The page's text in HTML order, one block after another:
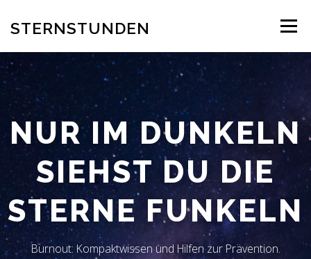
springen
STERNSTUNDEN Menü
AUTOR EINBLICK INS BUCH BESTELLUNG
REZENSION BLOG LESERSTIMMEN KONTAKT
NUR IM DUNKELN
SIEHST DU DIE
STERNE FUNKELN
Burnout: Kompaktwissen und Hilfen zur Prävention.